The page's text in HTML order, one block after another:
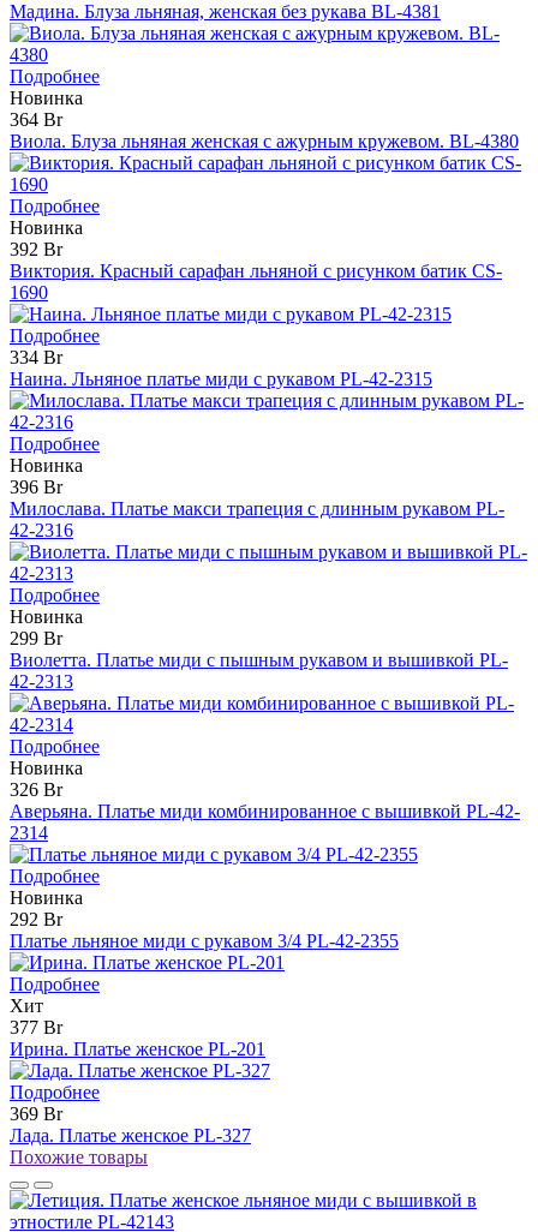
Мадина. Блуза льняная, женская без рукава BL-4381
Подробнее
Новинка
364 Br
Виола. Блуза льняная женская с ажурным кружевом. BL-4380
Подробнее
Новинка
392 Br
Виктория. Красный сарафан льняной с рисунком батик CS-
1690
Подробнее
334 Br
Наина. Льняное платье миди с рукавом PL-42-2315
Подробнее
Новинка
396 Br
Милослава. Платье макси трапеция с длинным рукавом PL-
42-2316
Подробнее
Новинка
299 Br
Виолетта. Платье миди с пышным рукавом и вышивкой PL-
42-2313
Подробнее
Новинка
326 Br
Аверьяна. Платье миди комбинированное с вышивкой PL-42-
2314
Подробнее
Новинка
292 Br
Платье льняное миди с рукавом 3/4 PL-42-2355
Подробнее
Хит
377 Br
Ирина. Платье женское PL-201
Подробнее
369 Br
Лада. Платье женское PL-327
Похожие товары